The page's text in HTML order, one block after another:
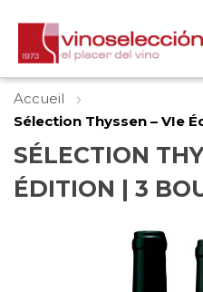
Accueil
Sélection Thyssen – VIe
SÉLECTION
ÉDITION | 3